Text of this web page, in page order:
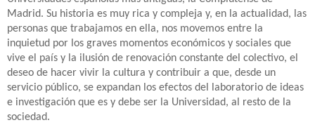
Madrid. Su historia es muy rica y compleja y, en la actualidad, las
personas que trabajamos en ella, nos movemos entre la
inquietud por los graves momentos económicos y sociales que
vive el país y la ilusión de renovación constante del colectivo, el
deseo de hacer vivir la cultura y contribuir a que, desde un
servicio público, se expandan los efectos del laboratorio de ideas
e investigación que es y debe ser la Universidad, al resto de la
sociedad.